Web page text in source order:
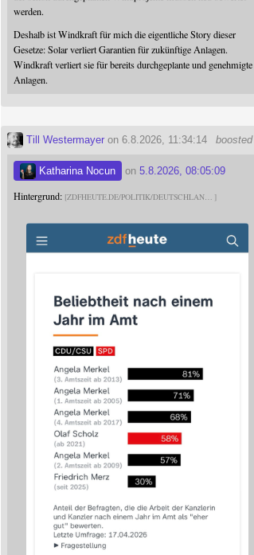
werden.
Deshalb ist Windkraft für mich die eigentliche Story dieser
Gesetze: Solar verliert Garantien für zukünftige Anlagen.
Windkraft verliert sie für bereits durchgeplante und genehmigte
Anlagen.
boosted
Till Westermayer on 6.8.2026, 11:34:14
Katharina Nocun on5.8.2026, 08:05:09
Hintergrund: ZDFHEUTE.DE/POLITIK/DEUTSCHLAN